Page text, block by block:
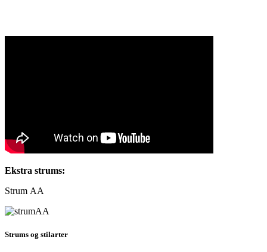
Ekstra strums:
Strum AA
Strums og stilarter